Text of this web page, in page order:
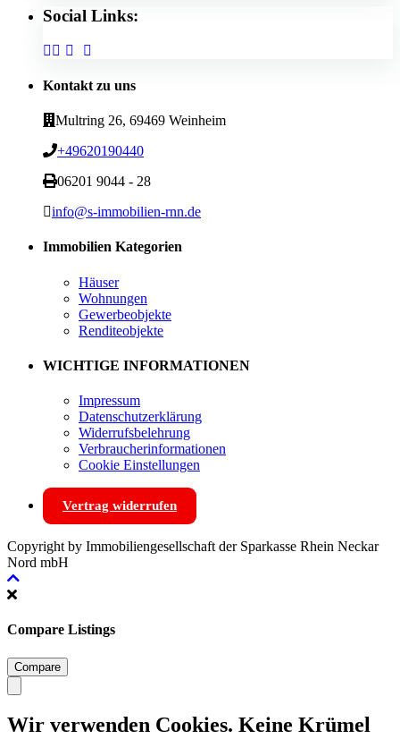
Social Links:
Kontakt zu uns
Multring 26, 69469 Weinheim
+49620190440
06201 9044 - 28
info@s-immobilien-rnn.de
Immobilien Kategorien
Häuser
Wohnungen
Gewerbeobjekte
Renditeobjekte
WICHTIGE INFORMATIONEN
Impressum
Datenschutzerklärung
Widerrufsbelehrung
Verbraucherinformationen
Cookie Einstellungen
Vertrag widerrufen
Copyright by Immobiliengesellschaft der Sparkasse Rhein Neckar
Nord mbH
Compare Listings
Compare
Wir verwenden Cookies. Keine Krümel